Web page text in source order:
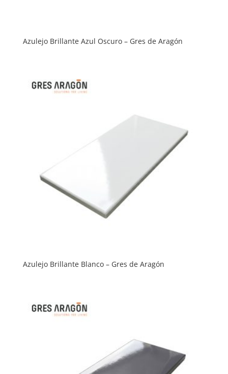
Azulejo Brillante Azul Oscuro – Gres de Aragón
Azulejo Brillante Blanco – Gres de Aragón